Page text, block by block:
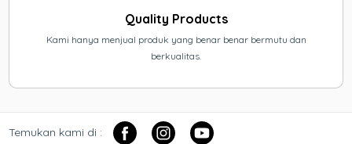
Quality Products
Kami hanya menjual produk yang benar benar bermutu dan
berkualitas.
Temukan kami di :